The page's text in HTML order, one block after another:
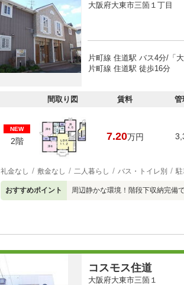
大阪府大東市三箇１丁目
片町線 住道駅 バス4分/「
片町線 住道駅 徒歩16分
間取り図 賃料 管
NEW
2階 7.20万円
礼金なし 敷金なし 二人暮らし バス・トイレ別
おすすめポイント 周辺静かな環境！階段下収納完備
コスモス住道
大阪府大東市三箇１